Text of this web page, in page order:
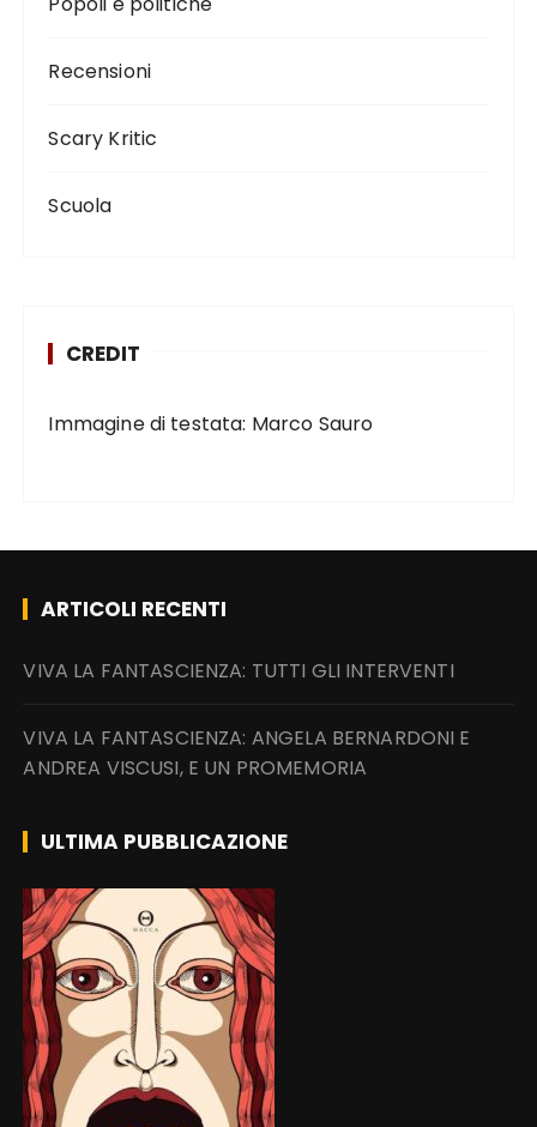
Recensioni
Scary Kritic
Scuola
CREDIT
Immagine di testata: Marco Sauro
ARTICOLI RECENTI
VIVA LA FANTASCIENZA: TUTTI GLI INTERVENTI
VIVA LA FANTASCIENZA: ANGELA BERNARDONI E
ANDREA VISCUSI, E UN PROMEMORIA
ULTIMA PUBBLICAZIONE